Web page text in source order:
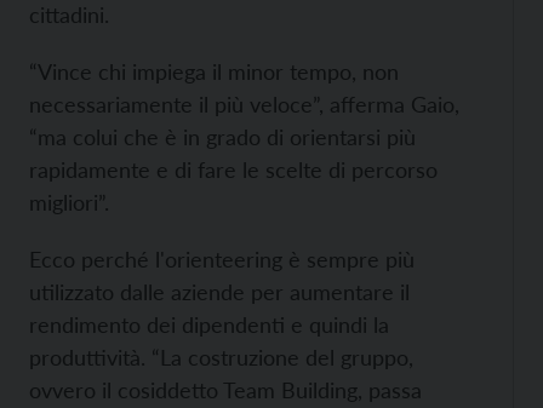
cittadini.
“Vince chi impiega il minor tempo, non
necessariamente il più veloce”, afferma Gaio,
“ma colui che è in grado di orientarsi più
rapidamente e di fare le scelte di percorso
migliori”.
Ecco perché l'orienteering è sempre più
utilizzato dalle aziende per aumentare il
rendimento dei dipendenti e quindi la
produttività. “La costruzione del gruppo,
ovvero il cosiddetto Team Building, passa